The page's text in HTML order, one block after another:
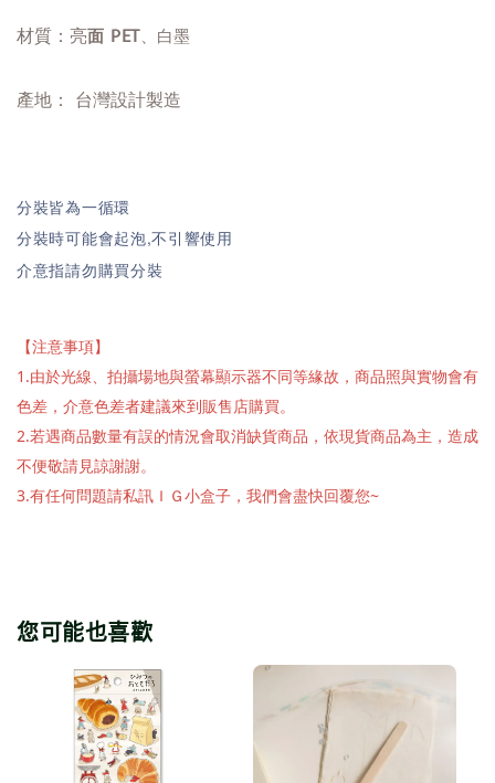
材質：亮面 PET、白墨
產地： 台灣設計製造
分裝皆為一循環
分裝時可能會起泡,不引響使用
介意指請勿購買分裝
【注意事項】
1.由於光線、拍攝場地與螢幕顯示器不同等緣故，商品照與實物會有
色差，介意色差者建議來到販售店購買。
2.若遇商品數量有誤的情況會取消缺貨商品，依現貨商品為主，造成
不便敬請見諒謝謝。
3.有任何問題請私訊ＩＧ小盒子，我們會盡快回覆您~
您可能也喜歡